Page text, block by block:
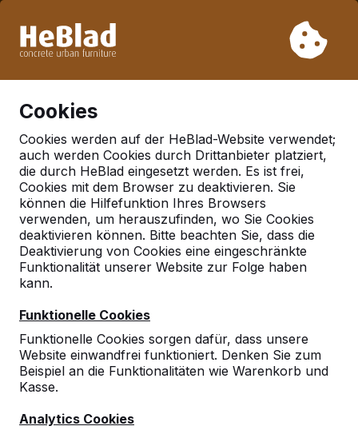
Woche 33 nicht. Bitte berücksichtigen Sie daher längere
Cookies
Cookies werden auf der HeBlad-Website verwendet;
auch werden Cookies durch Drittanbieter platziert,
die durch HeBlad eingesetzt werden. Es ist frei,
Cookies mit dem Browser zu deaktivieren. Sie
können die Hilfefunktion Ihres Browsers
verwenden, um herauszufinden, wo Sie Cookies
deaktivieren können. Bitte beachten Sie, dass die
Deaktivierung von Cookies eine eingeschränkte
Funktionalität unserer Website zur Folge haben
kann.
Funktionelle Cookies
Funktionelle Cookies sorgen dafür, dass unsere
Website einwandfrei funktioniert. Denken Sie zum
Beispiel an die Funktionalitäten wie Warenkorb und
Kasse.
Analytics Cookies
Deutschland
Referenties in:Berg
Geen reviews gevonden voor deze
locatie.